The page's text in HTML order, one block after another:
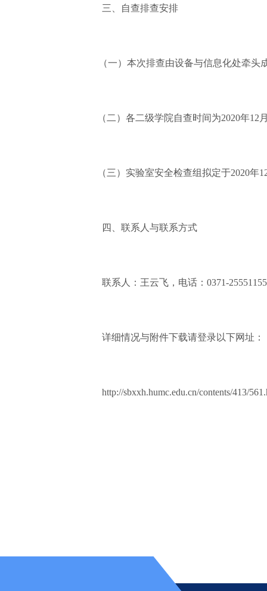
三、自查排查安排
（一）本次排查由设备与信息化处牵头
（二）各二级学院自查时间为2020年
（三）实验室安全检查组拟定于2020
四、联系人与联系方式
联系人：王云飞，电话：0371-
详细情况与附件下载请登录以下网址：
http://sbxxh.humc.edu.cn/contents/413/